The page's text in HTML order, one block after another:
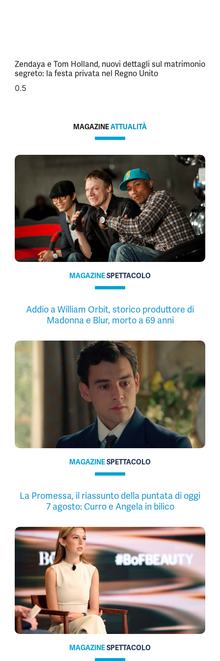
Zendaya e Tom Holland, nuovi dettagli sul matrimonio
segreto: la festa privata nel Regno Unito
MAGAZINEATTUALITÀ
MAGAZINESPETTACOLO
Addio a William Orbit, storico produttore di
Madonna e Blur, morto a 69 anni
MAGAZINESPETTACOLO
La Promessa, il riassunto della puntata di oggi
7 agosto: Curro e Angela in bilico
MAGAZINESPETTACOLO